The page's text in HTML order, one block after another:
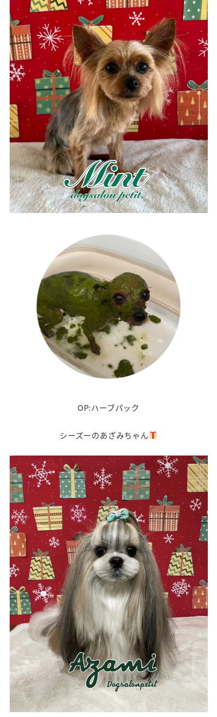
OP:ハーブパック
シーズーのあざみちゃん